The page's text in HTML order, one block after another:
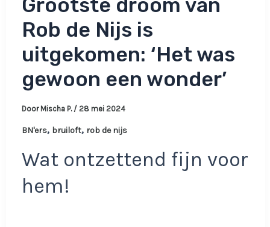
Rob de Nijs is
uitgekomen: ‘Het was
gewoon een wonder’
Door Mischa P. / 28 mei 2024
BN'ers, bruiloft, rob de nijs
Wat ontzettend fijn voor
hem!